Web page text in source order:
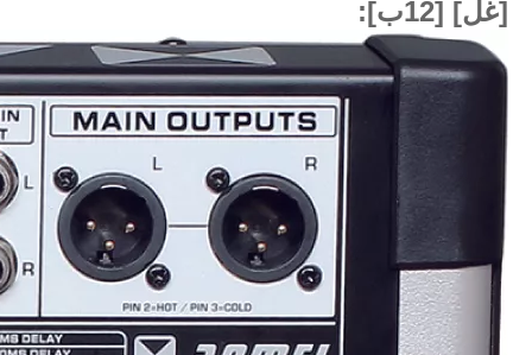
[غل] [12ب]: